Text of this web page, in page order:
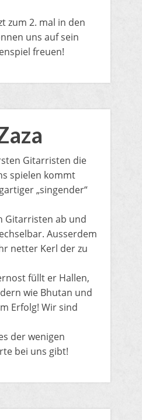
zum 2. mal in den
uns auf sein
freuen!
Gitarristen die
spielen kommt
„singender“
Gitarristen ab und
Ausserdem
netter Kerl der zu
füllt er Hallen,
wie Bhutan und
Erfolg! Wir sind
der wenigen
bei uns gibt!